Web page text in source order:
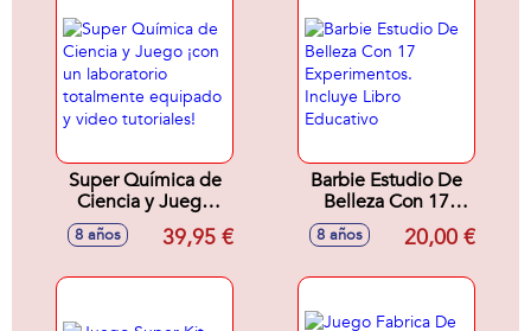
Tus Experimento.
45,1X37,1X7Cm
Super Química de
Ciencia y Juego
¡con un laboratorio
totalmente
8 años 39,95 €
Barbie Estudio De
Belleza Con 17
Experimentos.
Incluye Libro
8 años 20,00 €